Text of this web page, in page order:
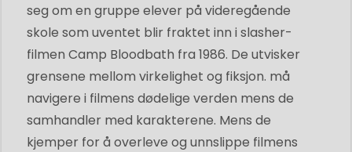
seg om en gruppe elever på videregående
skole som uventet blir fraktet inn i slasher-
filmen Camp Bloodbath fra 1986. De utvisker
grensene mellom virkelighet og fiksjon. må
navigere i filmens dødelige verden mens de
samhandler med karakterene. Mens de
kjemper for å overleve og unnslippe filmens